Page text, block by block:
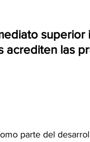
superior
acrediten las
parte del